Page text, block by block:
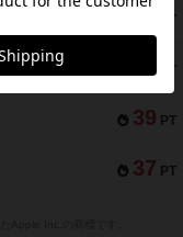
PT
39 PT
39 PT
37 PT